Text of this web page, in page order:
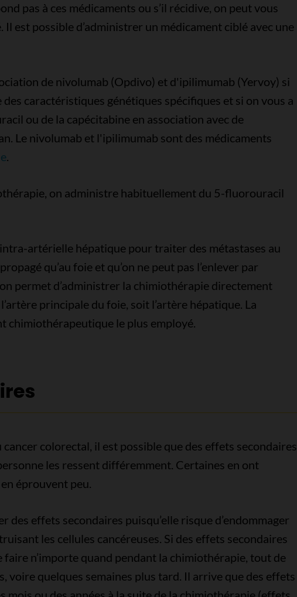
pas à ces médicaments ou s’il récidive, on peut vous
est possible d’administrer un médicament ciblé avec une
de nivolumab (Opdivo) et d'ipilimumab (Yervoy) si
caractéristiques génétiques spécifiques et si on vous a
ou de la capécitabine en association avec de
Le nivolumab et l'ipilimumab sont des médicaments
.
on administre habituellement du 5-fluorouracil
artérielle hépatique pour traiter des métastases au
qu’au foie et qu’on ne peut pas l’enlever par
permet d’administrer la chimiothérapie directement
principale du foie, soit l’artère hépatique. La
chimiothérapeutique le plus employé.
colorectal, il est possible que des effets secondaires
les ressent différemment. Certaines en ont
éprouvent peu.
des effets secondaires puisqu’elle risque d’endommager
les cellules cancéreuses. Si des effets secondaires
faire n’importe quand pendant la chimiothérapie, tout de
voire quelques semaines plus tard. Il arrive que des effets